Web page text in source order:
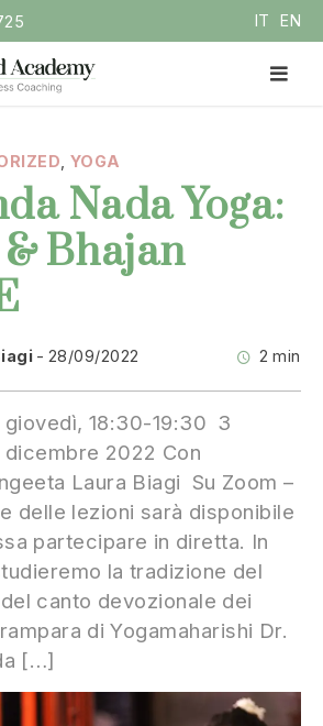
IT EN
YOGA
Nada Yoga:
Bhajan
28/09/2022 2 min
giovedì, 18:30-19:30 3
2022 Con
Laura Biagi Su Zoom –
delle lezioni sarà disponibile
partecipare in diretta. In
la tradizione del
canto devozionale dei
di Yogamaharishi Dr.
[…]